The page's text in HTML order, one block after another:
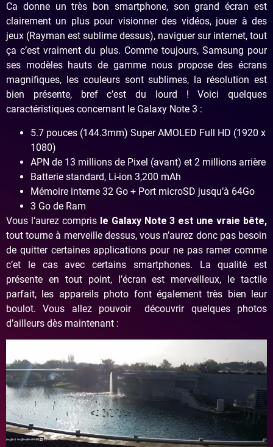
Ca donne un très bon smartphone, son grand écran est
clairement un plus pour visionner des vidéos, jouer à des
jeux (Rayman est sublime dessus), naviguer sur internet, tout
ça c’est vraiment du plus. Comme toujours, Samsung pour
ses modèles hauts de gamme nous propose des écrans
magnifiques, les couleurs sont sublimes, la résolution est
bien présente, bref c’est du lourd ! Voici quelques
caractéristiques concernant le Galaxy Note 3 :
5.7 pouces (144.3mm) Super AMOLED Full HD (1920 x
1080)
APN de 13 millions de Pixel (avant) et 2 millions arrière
Batterie standard, Li-ion 3,200 mAh
Mémoire interne 32 Go + Port microSD jusqu’à 64Go
3 Go de Ram
Vous l’aurez compris le Galaxy Note 3 est une vraie bête,
tout tourne à merveille dessus, vous n’aurez donc pas besoin
de quitter certaines applications pour ne pas ramer comme
c’et le cas avec certains smartphones. La qualité est
présente en tout point, l’écran est merveilleux, le tactile
parfait, les appareils photo font également très bien leur
boulot. Vous allez pouvoir découvrir quelques photos
d’ailleurs dès maintenant :